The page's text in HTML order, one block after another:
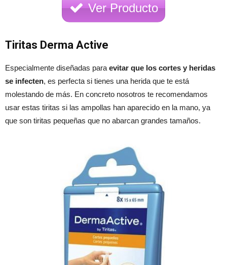
Ver Producto
Tiritas Derma Active
Especialmente diseñadas para evitar que los cortes y heridas
se infecten, es perfecta si tienes una herida que te está
molestando de más. En concreto nosotros te recomendamos
usar estas tiritas si las ampollas han aparecido en la mano, ya
que son tiritas pequeñas que no abarcan grandes tamaños.